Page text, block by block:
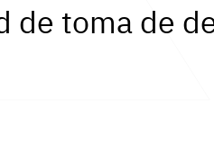
de toma de